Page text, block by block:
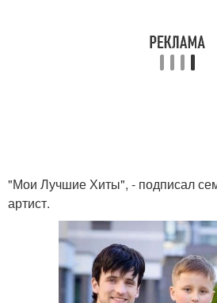
"Мои Лучшие Хиты", - подписал
артист.